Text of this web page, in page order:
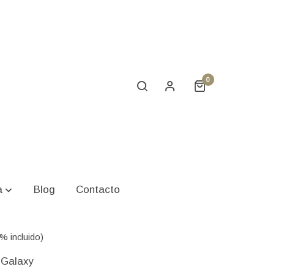
0
Blog Contacto
Galaxy
incluido)